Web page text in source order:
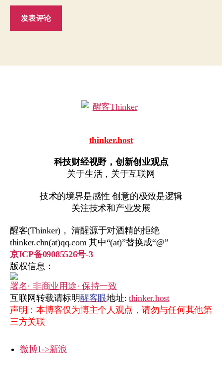
thinker.host
科技财经视野，创新创业观点
关于生活，关于互联网
技术的境界是感性 创意的极致是逻辑
关注技术和产业发展
醒客(Thinker)， 清醒源于对酒精的拒绝
thinker.chn(at)qq.com 其中“(at)”替换成“@”
京ICP备09085526号-3
版权信息：
署名· 非商业用途· 保持一致
互联网转载请标明醒客眼地址: thinker.host
声明：本博客仅为博主个人观点，请勿与任何其他第
三方关联
微博1->新浪